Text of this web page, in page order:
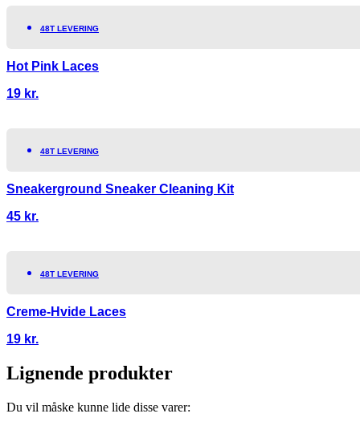
48T LEVERING
Hot Pink Laces
19 kr.
48T LEVERING
Sneakerground Sneaker Cleaning Kit
45 kr.
48T LEVERING
Creme-Hvide Laces
19 kr.
Lignende produkter
Du vil måske kunne lide disse varer: